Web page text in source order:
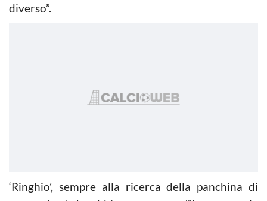
diverso”.
‘Ringhio’, sempre alla ricerca della panchina di